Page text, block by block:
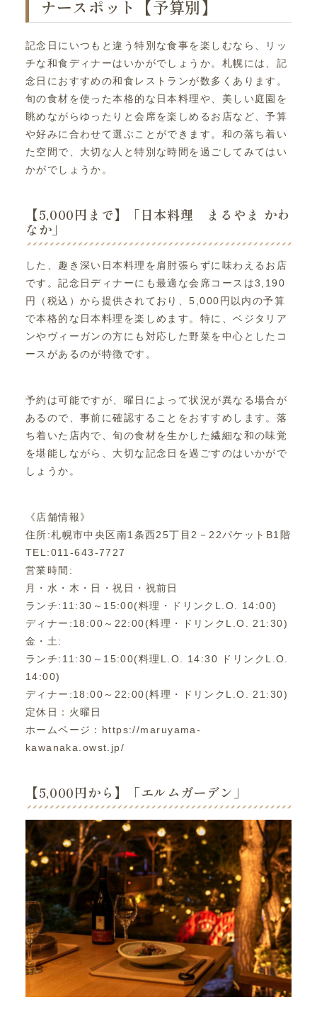
ナースポット【予算別】
記念日にいつもと違う特別な食事を楽しむなら、リッ
チな和食ディナーはいかがでしょうか。札幌には、記
念日におすすめの和食レストランが数多くあります。
旬の食材を使った本格的な日本料理や、美しい庭園を
眺めながらゆったりと会席を楽しめるお店など、予算
や好みに合わせて選ぶことができます。和の落ち着い
た空間で、大切な人と特別な時間を過ごしてみてはい
かがでしょうか。
【5,000円まで】「日本料理 まるやま かわ
なか」
した、趣き深い日本料理を肩肘張らずに味わえるお店
です。記念日ディナーにも最適な会席コースは3,190
円（税込）から提供されており、5,000円以内の予算
で本格的な日本料理を楽しめます。特に、ベジタリア
ンやヴィーガンの方にも対応した野菜を中心としたコ
ースがあるのが特徴です。
予約は可能ですが、曜日によって状況が異なる場合が
あるので、事前に確認することをおすすめします。落
ち着いた店内で、旬の食材を生かした繊細な和の味覚
を堪能しながら、大切な記念日を過ごすのはいかがで
しょうか。
《店舗情報》
住所:札幌市中央区南1条西25丁目2－22パケットB1階
TEL:011-643-7727
営業時間:
月・水・木・日・祝日・祝前日
ランチ:11:30～15:00(料理・ドリンクL.O. 14:00)
ディナー:18:00～22:00(料理・ドリンクL.O. 21:30)
金・土:
ランチ:11:30～15:00(料理L.O. 14:30 ドリンクL.O.
14:00)
ディナー:18:00～22:00(料理・ドリンクL.O. 21:30)
定休日：火曜日
ホームページ：https://maruyama-
kawanaka.owst.jp/
【5,000円から】「エルムガーデン」